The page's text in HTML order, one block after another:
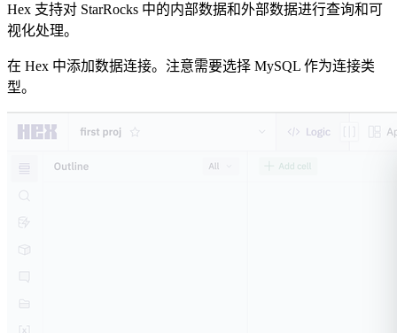
Hex 支持对 StarRocks 中的内部数据和外部数据进行查询和可
视化处理。
在 Hex 中添加数据连接。注意需要选择 MySQL 作为连接类
型。